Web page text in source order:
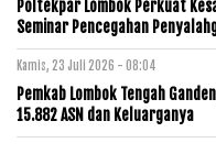
Poltekpar Lombok Perkuat
Seminar Pencegahan
Kamis, 23 Juli 2026 - 08:04
Pemkab Lombok Tengah
15.882 ASN dan Keluarganya